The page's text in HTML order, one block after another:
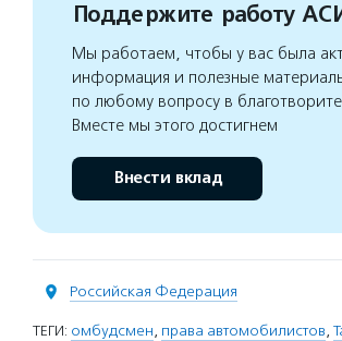
Поддержите работу
Мы работаем, чтобы у вас была
информация и полезные
по любому вопросу в
Вместе мы этого достигнем
Внести вклад
Российская Федерация
ТЕГИ: омбудсмен, права автомобилистов,